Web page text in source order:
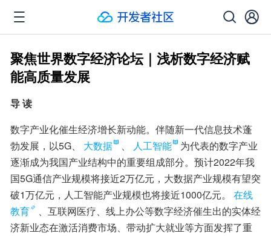
聚焦世界数字经济论坛｜浅析数字经济赋
能高质量发展
导 读
数字产业化催生经济增长新动能。伴随新一代信息技术蓬
勃发展，以5G、
大数据 、 人工智能
为代表的数字产业
逐渐成为我国产业结构中的重要组成部分。预计2022年我
国5G通信产业规模将接近2万亿元，大数据产业规模有望突
破1万亿元，人工智能产业规模也将接近1000亿元。
在线
教育
、互联网医疗、线上办公等数字经济催生出的实体经
济新业态在激活消费市场、带动扩大就业等方面发挥了重